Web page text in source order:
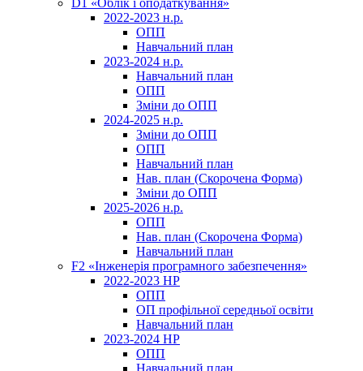
D1 «Облік і оподаткування»
2022-2023 н.р.
ОПП
Навчальний план
2023-2024 н.р.
Навчальний план
ОПП
Зміни до ОПП
2024-2025 н.р.
Зміни до ОПП
ОПП
Навчальний план
Нав. план (Скорочена Форма)
Зміни до ОПП
2025-2026 н.р.
ОПП
Нав. план (Скорочена Форма)
Навчальний план
F2 «Інженерія програмного забезпечення»
2022-2023 НР
ОПП
ОП профільної середньої освіти
Навчальний план
2023-2024 НР
ОПП